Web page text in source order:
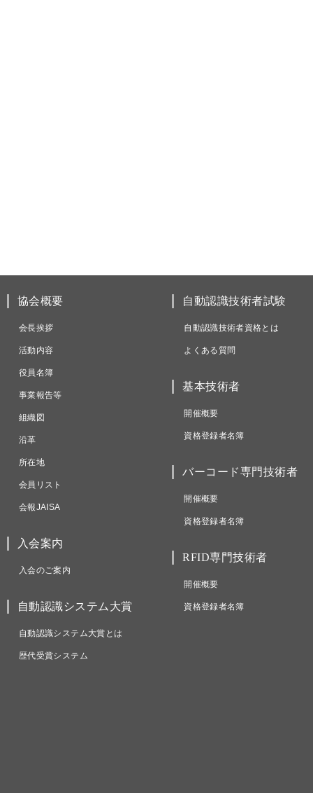
協会概要
会長挨拶
活動内容
役員名簿
事業報告等
組織図
沿革
所在地
会員リスト
会報JAISA
入会案内
入会のご案内
自動認識システム大賞
自動認識システム大賞とは
歴代受賞システム
自動認識技術者試験
自動認識技術者資格とは
よくある質問
基本技術者
開催概要
資格登録者名簿
バーコード専門技術者
開催概要
資格登録者名簿
RFID専門技術者
開催概要
資格登録者名簿